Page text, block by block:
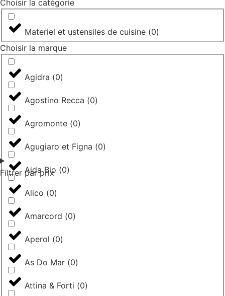
Choisir la catégorie
Materiel et ustensiles de cuisine (0)
Choisir la marque
Agidra (0)
Agostino Recca (0)
Agromonte (0)
Agugiaro et Figna (0)
Aida Bio (0)
Alico (0)
Amarcord (0)
Aperol (0)
As Do Mar (0)
Attina & Forti (0)
Filtrer par prix